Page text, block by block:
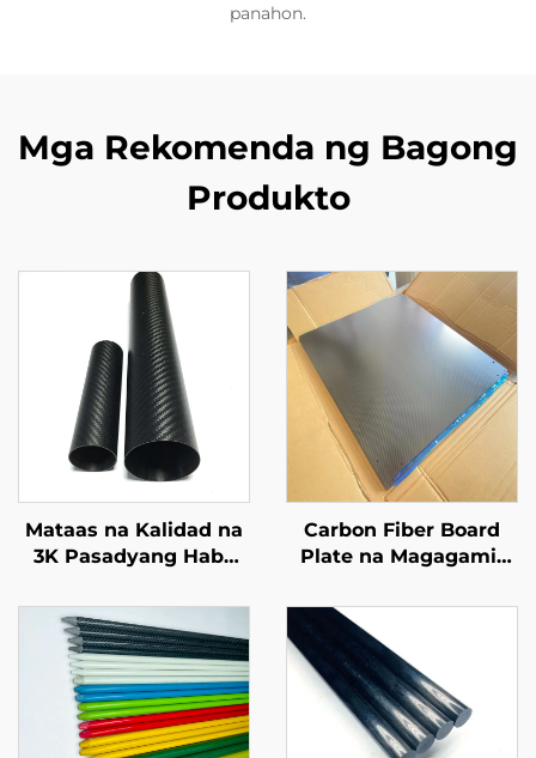
panahon.
Mga Rekomenda ng Bagong
Produkto
Mataas na Kalidad na
3K Pasadyang Haba
Tube Premium
Pasadyang Carbon
Fiber Pipe
Carbon Fiber Board
Plate na Magagamit
2mm 2.5mm 3mm
4mm 3K Glossy
Surface Carbon Fiber
Plate na May
Customized na Sukat